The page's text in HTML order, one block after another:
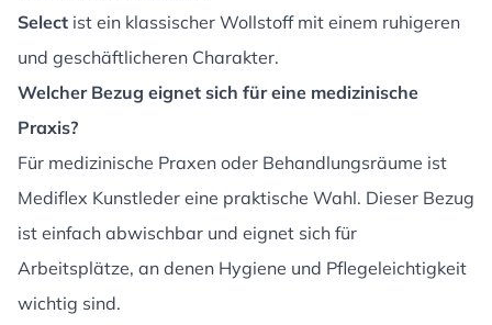
Select ist ein klassischer Wollstoff mit einem ruhigeren
und geschäftlicheren Charakter.
Welcher Bezug eignet sich für eine medizinische
Praxis?
Für medizinische Praxen oder Behandlungsräume ist
Mediflex Kunstleder eine praktische Wahl. Dieser Bezug
ist einfach abwischbar und eignet sich für
Arbeitsplätze, an denen Hygiene und Pflegeleichtigkeit
wichtig sind.